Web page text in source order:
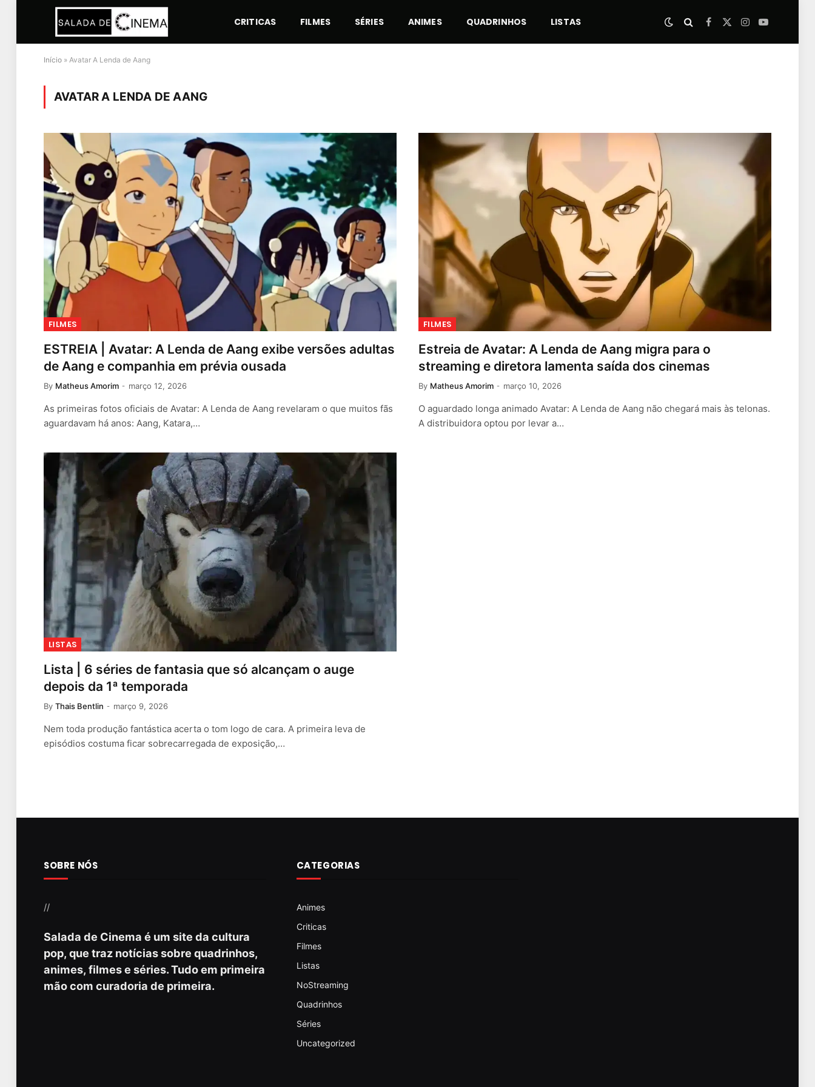
CRITICAS FILMES SÉRIES ANIMES QUADRINHOS LISTAS Facebook
X
Instagram
YouTube
Início » Avatar A Lenda de Aang
AVATAR A LENDA DE AANG
FILMES
ESTREIA | Avatar: A Lenda de Aang exibe versões adultas
de Aang e companhia em prévia ousada
By Matheus Amorim março 12, 2026
As primeiras fotos oficiais de Avatar: A Lenda de Aang revelaram o que muitos fãs
aguardavam há anos: Aang, Katara,…
FILMES
Estreia de Avatar: A Lenda de Aang migra para o
streaming e diretora lamenta saída dos cinemas
By Matheus Amorim março 10, 2026
O aguardado longa animado Avatar: A Lenda de Aang não chegará mais às telonas.
A distribuidora optou por levar a…
LISTAS
Lista | 6 séries de fantasia que só alcançam o auge
depois da 1ª temporada
By Thais Bentlin março 9, 2026
Nem toda produção fantástica acerta o tom logo de cara. A primeira leva de
episódios costuma ficar sobrecarregada de exposição,…
SOBRE NÓS
//
Salada de Cinema é um site da cultura
pop, que traz notícias sobre quadrinhos,
animes, filmes e séries. Tudo em primeira
mão com curadoria de primeira.
CATEGORIAS
Animes
Criticas
Filmes
Listas
NoStreaming
Quadrinhos
Séries
Uncategorized